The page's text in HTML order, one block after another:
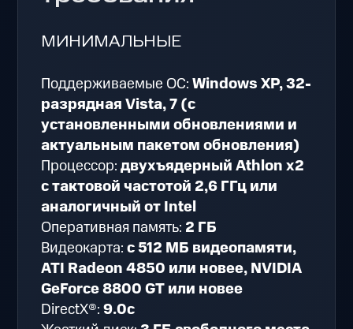
МИНИМАЛЬНЫЕ
Поддерживаемые ОС:Windows XP, 32-
разрядная Vista, 7 (с
установленными обновлениями и
актуальным пакетом обновления)
Процессор:двухъядерный Athlon x2
с тактовой частотой 2,6 ГГц или
аналогичный от Intel
Оперативная память: 2 ГБ
Видеокарта:с 512 МБ видеопамяти,
ATI Radeon 4850 или новее, NVIDIA
GeForce 8800 GT или новее
DirectX®:9.0c